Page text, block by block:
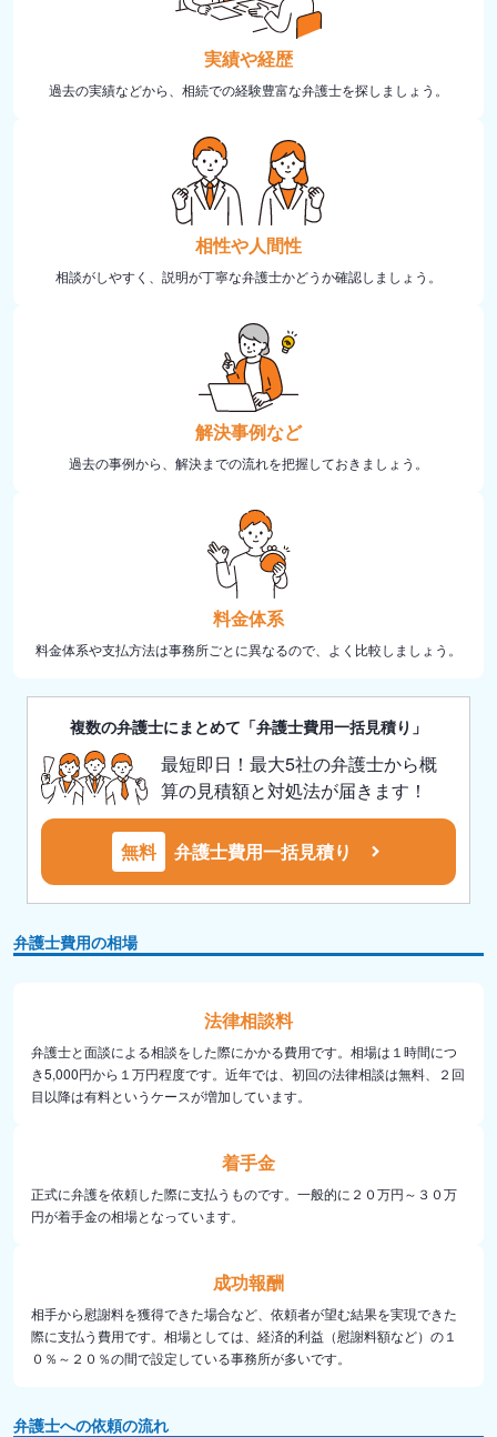
実績や経歴
過去の実績などから、相続での経験豊富な弁護士を探しましょう。
相性や人間性
相談がしやすく、説明が丁寧な弁護士かどうか確認しましょう。
解決事例など
過去の事例から、解決までの流れを把握しておきましょう。
料金体系
料金体系や支払方法は事務所ごとに異なるので、よく比較しましょう。
複数の弁護士にまとめて「弁護士費用一括見積り」
最短即日！最大5社の弁護士から概
算の見積額と対処法が届きます！
無料 弁護士費用一括見積り
弁護士費用の相場
法律相談料
弁護士と面談による相談をした際にかかる費用です。相場は１時間につ
き5,000円から１万円程度です。近年では、初回の法律相談は無料、２回
目以降は有料というケースが増加しています。
着手金
正式に弁護を依頼した際に支払うものです。一般的に２０万円～３０万
円が着手金の相場となっています。
成功報酬
相手から慰謝料を獲得できた場合など、依頼者が望む結果を実現できた
際に支払う費用です。相場としては、経済的利益（慰謝料額など）の１
０％～２０％の間で設定している事務所が多いです。
弁護士への依頼の流れ